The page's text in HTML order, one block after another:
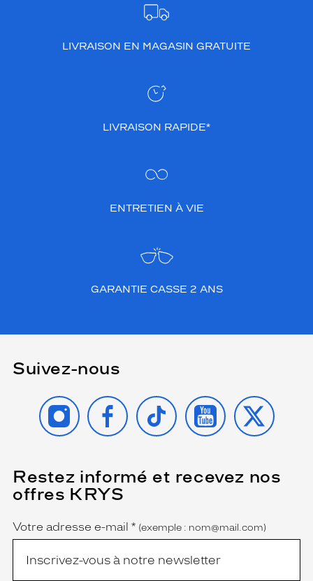
LIVRAISON EN MAGASIN GRATUITE
LIVRAISON RAPIDE*
ENTRETIEN À VIE
GARANTIE CASSE 2 ANS
Suivez-nous
INSTAGRAMFACEBOOK
TIKTOK YOUTUBE
X
Restez informé et recevez nos
offres KRYS
Name
Votre adresse e-mail *
(Ce
champ
est
(exemple : nom@mail.com)